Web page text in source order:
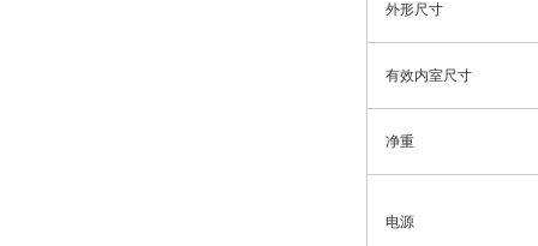
外形尺寸
有效内室尺寸
净重
电源